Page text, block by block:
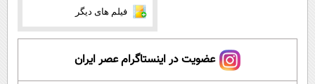
فیلم های دیگر
عضویت در اینستاگرام عصر ایران